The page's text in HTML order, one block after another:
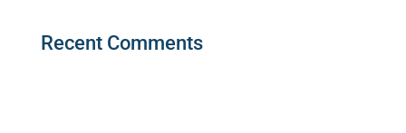
Recent Comments